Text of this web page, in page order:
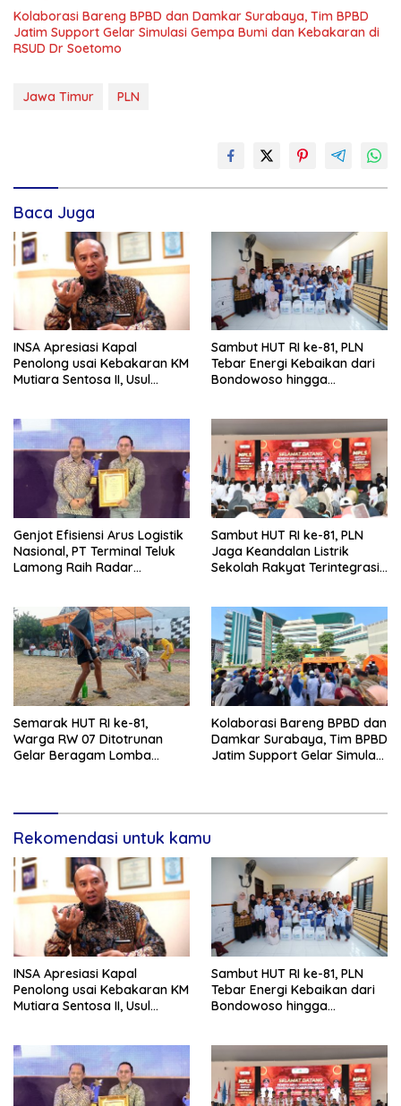
Kolaborasi Bareng BPBD dan Damkar Surabaya, Tim BPBD
Jatim Support Gelar Simulasi Gempa Bumi dan Kebakaran di
RSUD Dr Soetomo
Jawa Timur PLN
Baca Juga
INSA Apresiasi Kapal
Penolong usai Kebakaran KM
Mutiara Sentosa II, Usul
Sambut HUT RI ke-81, PLN
Tebar Energi Kebaikan dari
Bondowoso hingga
Genjot Efisiensi Arus Logistik
Nasional, PT Terminal Teluk
Lamong Raih Radar
Sambut HUT RI ke-81, PLN
Jaga Keandalan Listrik
Sekolah Rakyat Terintegrasi 1
Semarak HUT RI ke-81,
Warga RW 07 Ditotrunan
Gelar Beragam Lomba
Kolaborasi Bareng BPBD dan
Damkar Surabaya, Tim BPBD
Jatim Support Gelar Simulasi
Rekomendasi untuk kamu
INSA Apresiasi Kapal
Penolong usai Kebakaran KM
Mutiara Sentosa II, Usul
Sambut HUT RI ke-81, PLN
Tebar Energi Kebaikan dari
Bondowoso hingga